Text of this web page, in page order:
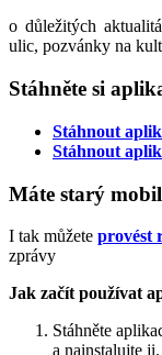
o důležitých
ulic, pozvánky na
Stáhněte si
Stáhnout
Stáhnout
Máte starý
I tak můžete provést
zprávy
Jak začít používat
Stáhněte
a nainstalujte ji.